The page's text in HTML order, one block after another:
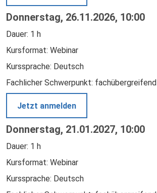
Donnerstag, 26.11.2026, 10:00
Dauer: 1 h
Kursformat: Webinar
Kurssprache: Deutsch
Fachlicher Schwerpunkt: fachübergreifend
Jetzt anmelden
Donnerstag, 21.01.2027, 10:00
Dauer: 1 h
Kursformat: Webinar
Kurssprache: Deutsch